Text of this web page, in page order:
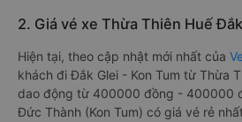
2. Giá vé xe Thừa Thiên Huế
Hiện tại, theo cập nhật mới nhất của
khách đi Đắk Glei - Kon Tum từ Thừa
dao động từ 400000 đồng - 400000
Đức Thành (Kon Tum) có giá vé rẻ